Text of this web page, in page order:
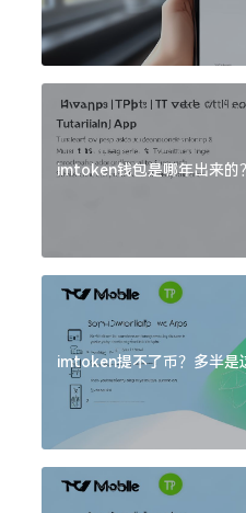
imtoken钱包是哪年出来的
imtoken提不了币？多半是